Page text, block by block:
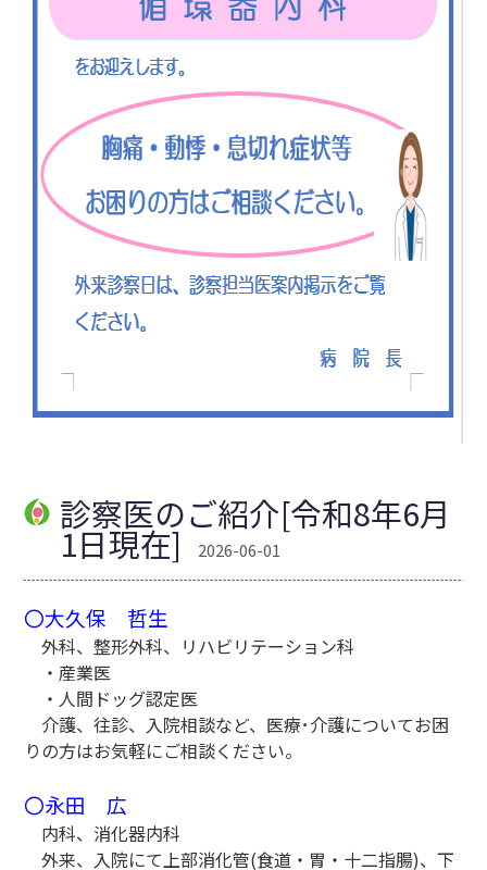
診察医のご紹介[令和8年6月
1日現在] 2026-06-01
〇大久保 哲生
外科、整形外科、リハビリテーション科
・産業医
・人間ドッグ認定医
介護、往診、入院相談など、医療･介護についてお困
りの方はお気軽にご相談ください。
〇永田 広
内科、消化器内科
外来、入院にて上部消化管(食道・胃・十二指腸)、下